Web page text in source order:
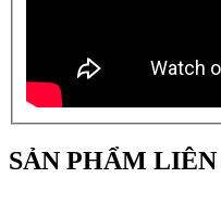
SẢN PHẨM